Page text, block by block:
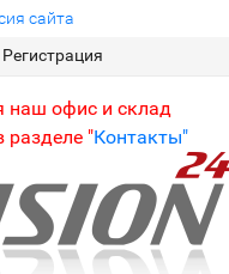
сайта
Регистрация
наш офис и склад
разделе "Контакты"